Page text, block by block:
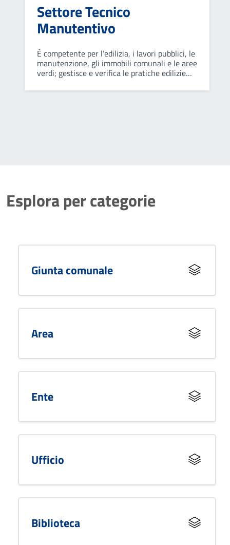
Settore Tecnico
Manutentivo
È competente per l’edilizia, i lavori pubblici, le
manutenzione, gli immobili comunali e le aree
verdi; gestisce e verifica le pratiche edilizie
informazioni sul territorio e i piani regolatori.
Esplora per categorie
Giunta comunale
Area
Ente
Ufficio
Biblioteca